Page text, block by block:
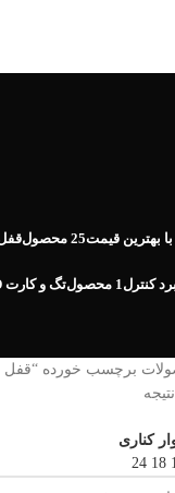
بهترین قیمت25 محصول قفل
برد کنترل1 محصول تگ و کارت RFID | خرید با بهترین قیمت
برچسب خورده “قفل
کناری
18
24